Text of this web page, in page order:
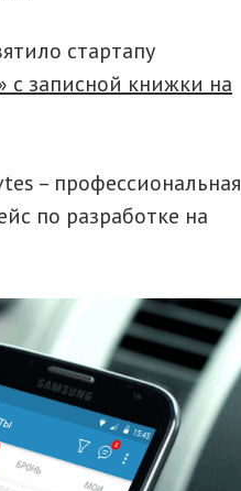
стартапу
с записной книжки на
– профессиональная
по разработке на